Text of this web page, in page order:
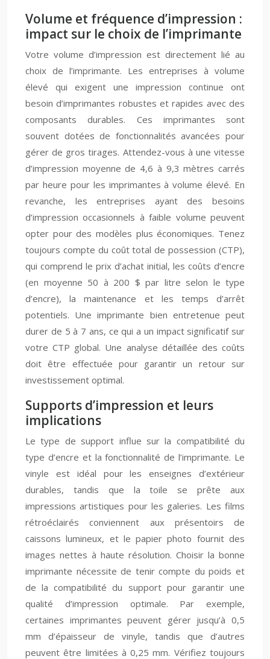
Volume et fréquence d’impression :
impact sur le choix de l’imprimante
Votre volume d’impression est directement lié au
choix de l’imprimante. Les entreprises à volume
élevé qui exigent une impression continue ont
besoin d’imprimantes robustes et rapides avec des
composants durables. Ces imprimantes sont
souvent dotées de fonctionnalités avancées pour
gérer de gros tirages. Attendez-vous à une vitesse
d’impression moyenne de 4,6 à 9,3 mètres carrés
par heure pour les imprimantes à volume élevé. En
revanche, les entreprises ayant des besoins
d’impression occasionnels à faible volume peuvent
opter pour des modèles plus économiques. Tenez
toujours compte du coût total de possession (CTP),
qui comprend le prix d’achat initial, les coûts d’encre
(en moyenne 50 à 200 $ par litre selon le type
d’encre), la maintenance et les temps d’arrêt
potentiels. Une imprimante bien entretenue peut
durer de 5 à 7 ans, ce qui a un impact significatif sur
votre CTP global. Une analyse détaillée des coûts
doit être effectuée pour garantir un retour sur
investissement optimal.
Supports d’impression et leurs
implications
Le type de support influe sur la compatibilité du
type d’encre et la fonctionnalité de l’imprimante. Le
vinyle est idéal pour les enseignes d’extérieur
durables, tandis que la toile se prête aux
impressions artistiques pour les galeries. Les films
rétroéclairés conviennent aux présentoirs de
caissons lumineux, et le papier photo fournit des
images nettes à haute résolution. Choisir la bonne
imprimante nécessite de tenir compte du poids et
de la compatibilité du support pour garantir une
qualité d’impression optimale. Par exemple,
certaines imprimantes peuvent gérer jusqu’à 0,5
mm d’épaisseur de vinyle, tandis que d’autres
peuvent être limitées à 0,25 mm. Vérifiez toujours